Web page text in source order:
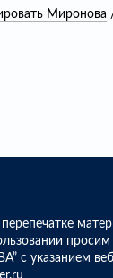
Миронова
перепечатке
с указанием